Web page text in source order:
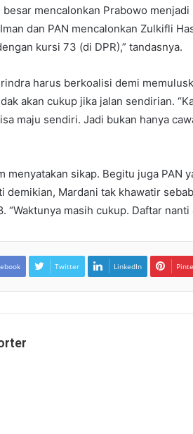
mencalonkan Prabowo
dan PAN mencalonkan Zulkifli
kursi 73 (di DPR),” tandasnya.
harus berkoalisi demi
akan cukup jika jalan sendirian.
maju sendiri. Jadi bukan hanya
menyatakan sikap. Begitu juga PAN
demikian, Mardani tak khawatir
“Waktunya masih cukup. Daftar
Twitter LinkedIn